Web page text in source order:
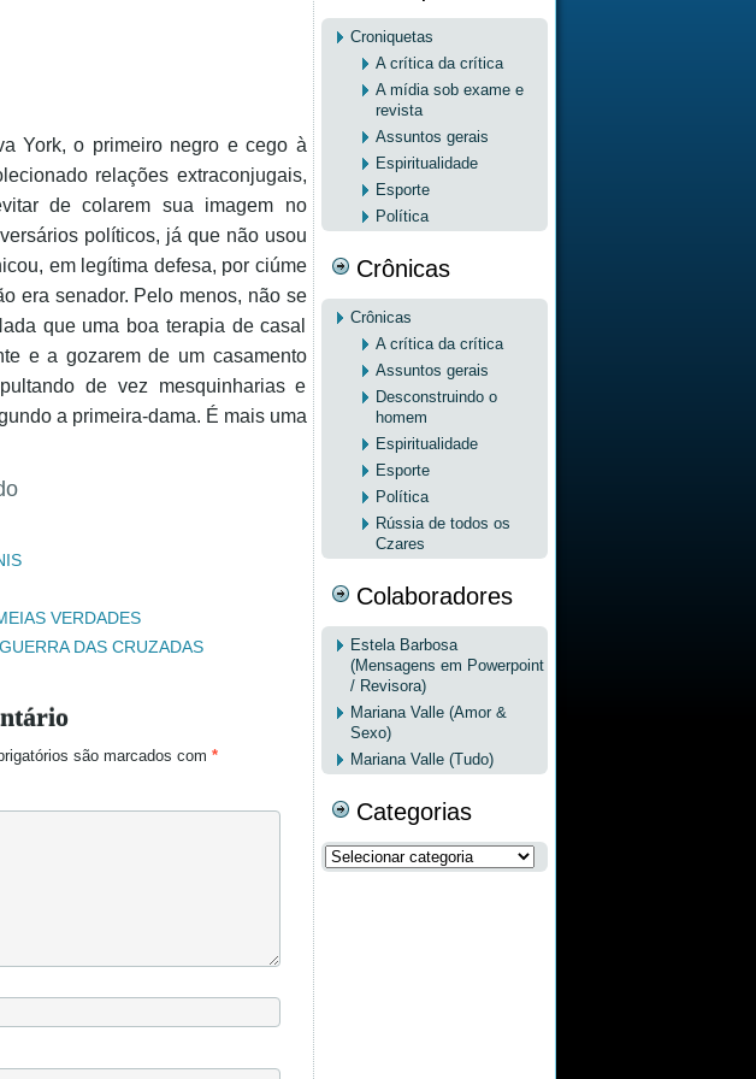
York, o primeiro negro e cego à
relações extraconjugais,
de colarem sua imagem no
políticos, já que não usou
em legítima defesa, por ciúme
era senador. Pelo menos, não se
que uma boa terapia de casal
e a gozarem de um casamento
de vez mesquinharias e
a primeira-dama. É mais uma
VERDADES
DAS CRUZADAS
são marcados com *
Croniquetas
A crítica da crítica
A mídia sob exame e
revista
Assuntos gerais
Espiritualidade
Esporte
Política
Crônicas
Crônicas
A crítica da crítica
Assuntos gerais
Desconstruindo o
homem
Espiritualidade
Esporte
Política
Rússia de todos os
Czares
Colaboradores
Estela Barbosa
(Mensagens em Powerpoint
/ Revisora)
Mariana Valle (Amor &
Sexo)
Mariana Valle (Tudo)
Categorias
Categorias